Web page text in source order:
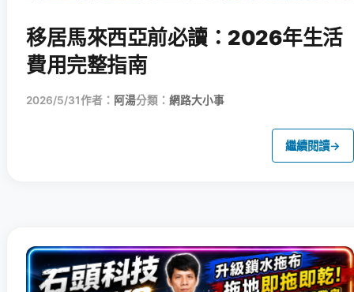
移居馬來西亞前必讀：2026年生活
費用完整指南
2026/5/31作者： 阿湯分類： 網路大小事
繼續閱讀→